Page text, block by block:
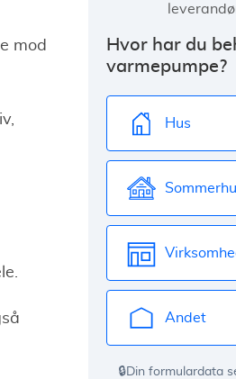
mod
Hvor har du
varmepumpe?
Hus
Andet
🔒Din formulardata